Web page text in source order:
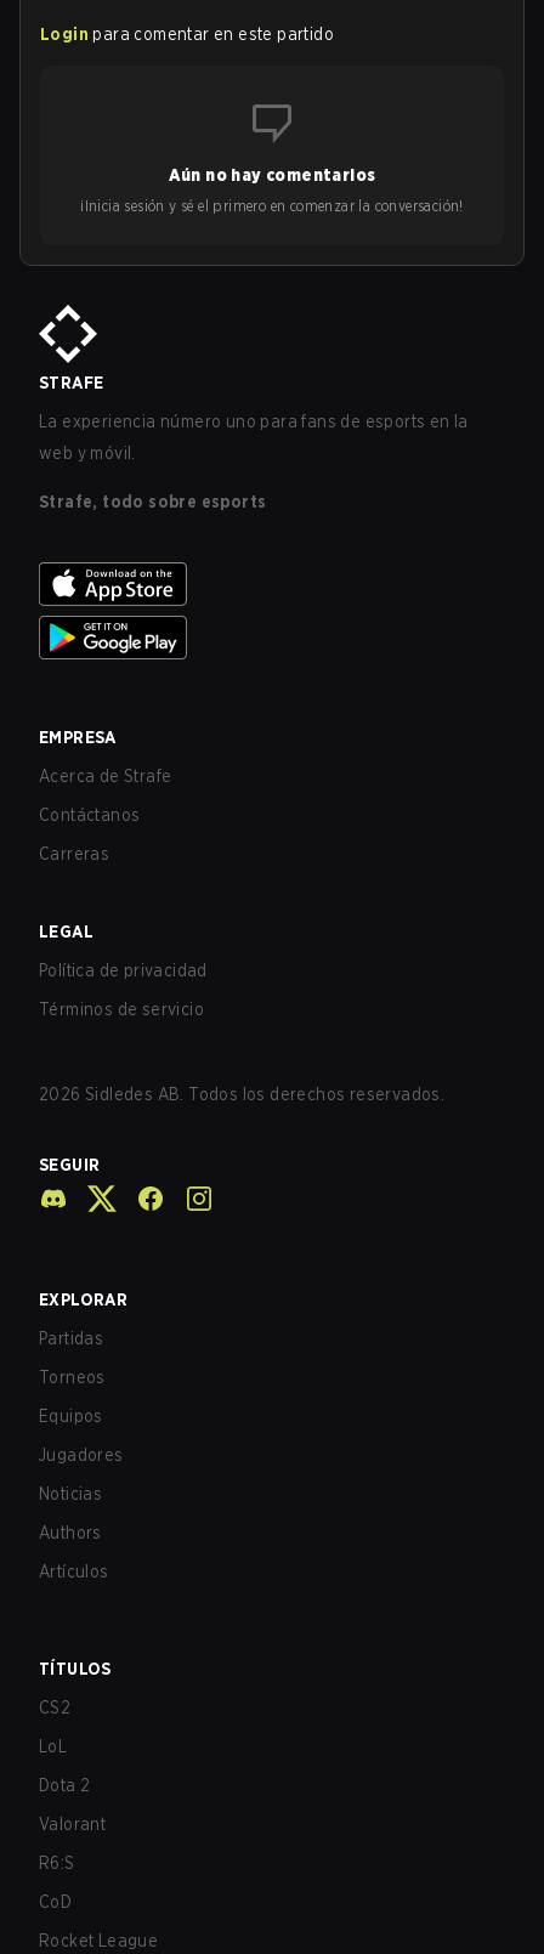
Login para comentar en este partido
Aún no hay comentarios
¡Inicia sesión y sé el primero en comenzar la conversación!
STRAFE
La experiencia número uno para fans de esports en la
web y móvil.
Strafe, todo sobre esports
EMPRESA
Acerca de Strafe
Contáctanos
Carreras
LEGAL
Política de privacidad
Términos de servicio
2026 Sidledes AB. Todos los derechos reservados.
SEGUIR
EXPLORAR
Partidas
Torneos
Equipos
Jugadores
Noticias
Authors
Artículos
TÍTULOS
CS2
LoL
Dota 2
Valorant
R6:S
CoD
Rocket League